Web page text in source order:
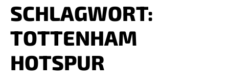
SCHLAGWORT:
TOTTENHAM
HOTSPUR